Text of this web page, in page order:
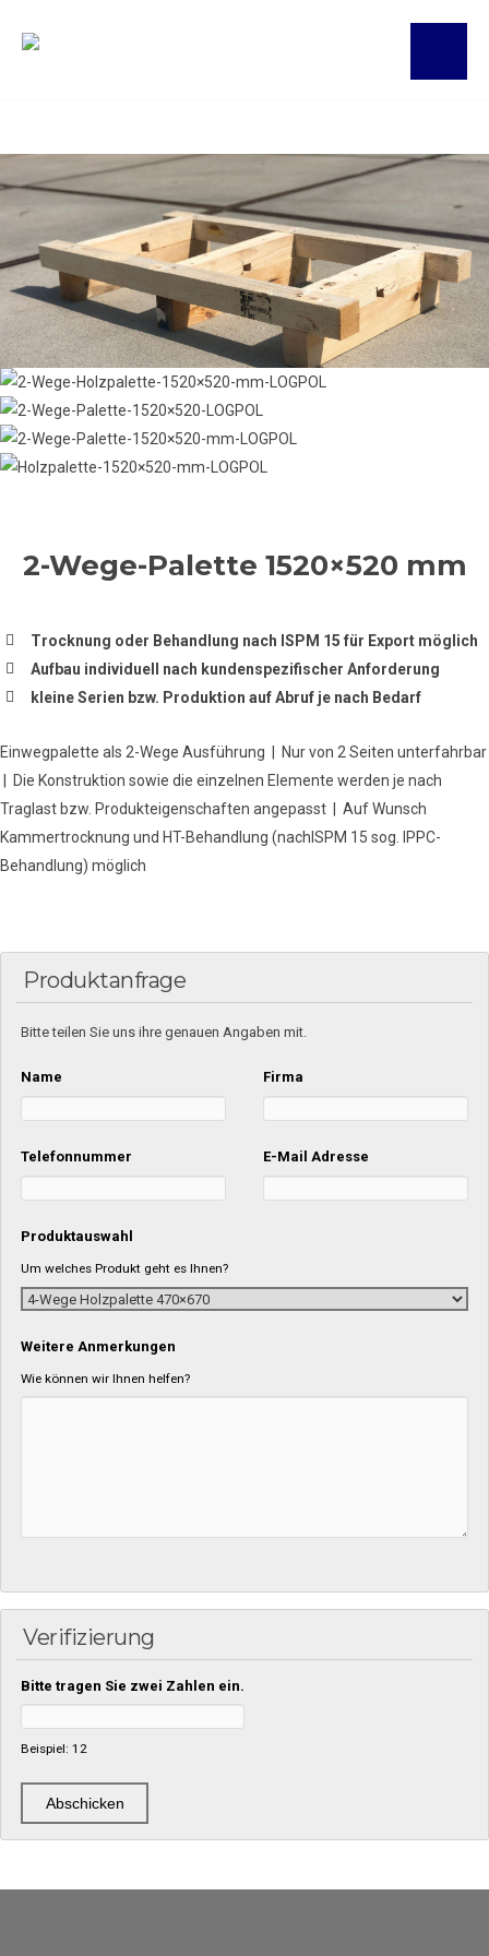
2-Wege-Palette 1520×520 mm
Trocknung oder Behandlung nach ISPM 15 für Export möglich
Aufbau individuell nach kundenspezifischer Anforderung
kleine Serien bzw. Produktion auf Abruf je nach Bedarf
Einwegpalette als 2-Wege Ausführung | Nur von 2 Seiten unterfahrbar
| Die Konstruktion sowie die einzelnen Elemente werden je nach
Traglast bzw. Produkteigenschaften angepasst | Auf Wunsch
Kammertrocknung und HT-Behandlung (nachISPM 15 sog. IPPC-
Behandlung) möglich
Produktanfrage
Bitte teilen Sie uns ihre genauen Angaben mit.
Name Firma
Telefonnummer E-Mail Adresse
Produktauswahl
Um welches Produkt geht es Ihnen?
Weitere Anmerkungen
Wie können wir Ihnen helfen?
Verifizierung
Bitte tragen Sie zwei Zahlen ein.
Beispiel: 12